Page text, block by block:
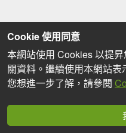
Cookie 使用同意
本網站使用 Cookies 以提
關資料。繼續使用本網站
您想進一步了解，請參閱